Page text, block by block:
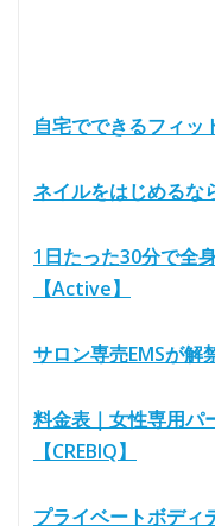
自宅でできるフィッ
ネイルをはじめるな
1日たった30分で全
【Active】
サロン専売EMSが解
料金表｜女性専用パ
【CREBIQ】
プライベートボディ